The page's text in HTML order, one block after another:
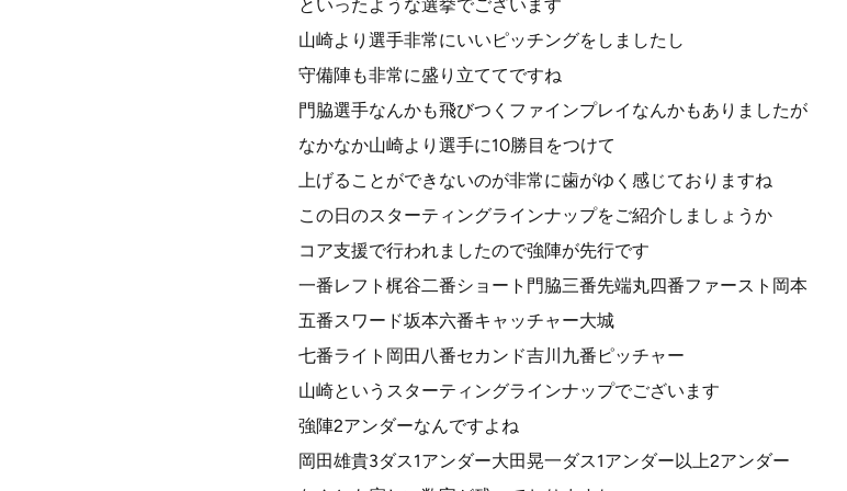
といったような選挙でございます
山崎より選手非常にいいピッチングをしましたし
守備陣も非常に盛り立ててですね
門脇選手なんかも飛びつくファインプレイなんかもありましたが
なかなか山崎より選手に10勝目をつけて
上げることができないのが非常に歯がゆく感じておりますね
この日のスターティングラインナップをご紹介しましょうか
コア支援で行われましたので強陣が先行です
一番レフト梶谷二番ショート門脇三番先端丸四番ファースト岡本
五番スワード坂本六番キャッチャー大城
七番ライト岡田八番セカンド吉川九番ピッチャー
山崎というスターティングラインナップでございます
強陣2アンダーなんですよね
岡田雄貴3ダス1アンダー大田晃一ダス1アンダー以上2アンダー